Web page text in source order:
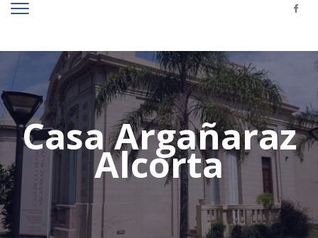
Casa Argañaraz
Alcorta